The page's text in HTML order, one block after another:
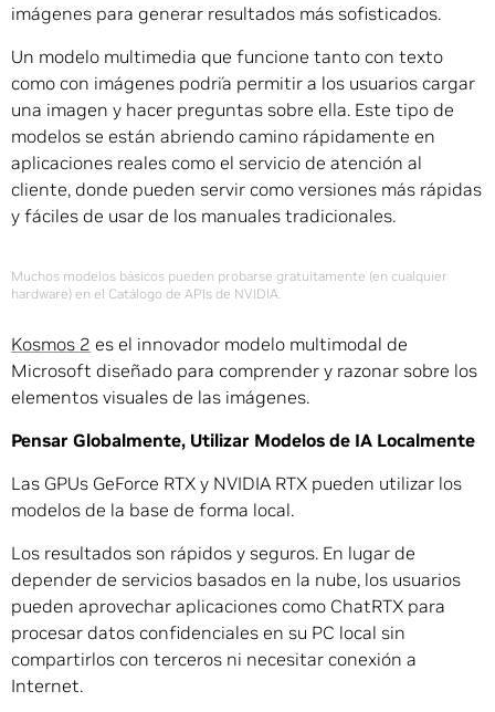
imágenes para generar resultados más sofisticados.
Un modelo multimedia que funcione tanto con texto
como con imágenes podría permitir a los usuarios cargar
una imagen y hacer preguntas sobre ella. Este tipo de
modelos se están abriendo camino rápidamente en
aplicaciones reales como el servicio de atención al
cliente, donde pueden servir como versiones más rápidas
y fáciles de usar de los manuales tradicionales.
Muchos modelos básicos pueden probarse gratuitamente (en cualquier
hardware) en el Catálogo de APIs de NVIDIA.
Kosmos 2 es el innovador modelo multimodal de
Microsoft diseñado para comprender y razonar sobre los
elementos visuales de las imágenes.
Pensar Globalmente, Utilizar Modelos de IA Localmente
Las GPUs GeForce RTX y NVIDIA RTX pueden utilizar los
modelos de la base de forma local.
Los resultados son rápidos y seguros. En lugar de
depender de servicios basados en la nube, los usuarios
pueden aprovechar aplicaciones como ChatRTX para
procesar datos confidenciales en su PC local sin
compartirlos con terceros ni necesitar conexión a
Internet.